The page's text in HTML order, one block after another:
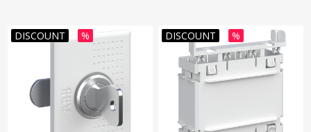
DISCOUNT % DISCOUNT %